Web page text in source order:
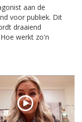
aan de
voor publiek. Dit
draaiend
werkt zo'n